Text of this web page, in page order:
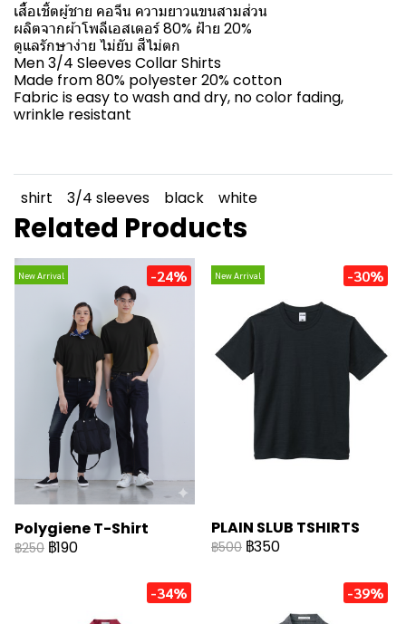
เสื้อเชิ้ตผู้ชาย คอจีน ความยาวแขนสามส่วน
ผลิตจากผ้าโพลีเอสเตอร์ 80% ฝ้าย 20%
ดูแลรักษาง่าย ไม่ยับ สีไม่ตก
Men 3/4 Sleeves Collar Shirts
Made from 80% polyester 20% cotton
Fabric is easy to wash and dry, no color fading,
wrinkle resistant
shirt 3/4 sleeves black white
Related Products
New Arrival -24%
Polygiene T-Shirt
฿250 ฿190
New Arrival -30%
PLAIN SLUB TSHIRTS
฿500 ฿350
-34% -39%